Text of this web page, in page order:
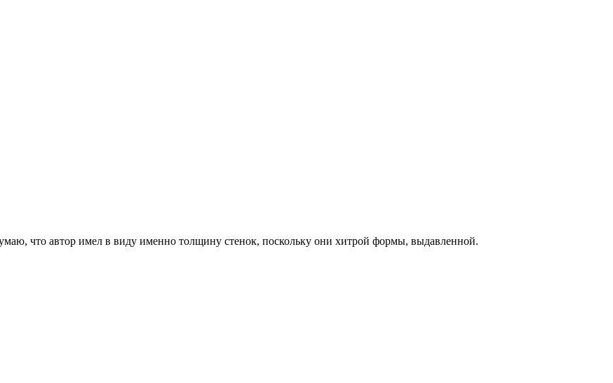
что автор имел в виду именно толщину стенок, поскольку они хитрой формы, выдавленной.